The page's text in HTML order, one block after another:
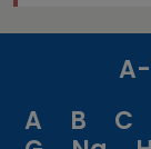
A
B C